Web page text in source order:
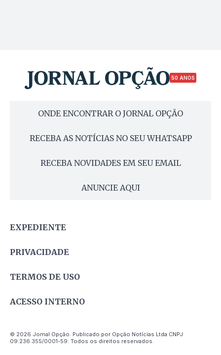
50 ANOS
ONDE ENCONTRAR O JORNAL OPÇÃO
RECEBA AS NOTÍCIAS NO SEU WHATSAPP
RECEBA NOVIDADES EM SEU EMAIL
ANUNCIE AQUI
EXPEDIENTE
PRIVACIDADE
TERMOS DE USO
ACESSO INTERNO
© 2026 Jornal Opção. Publicado por Opção Notícias Ltda CNPJ
09.236.355/0001-59. Todos os direitos reservados.